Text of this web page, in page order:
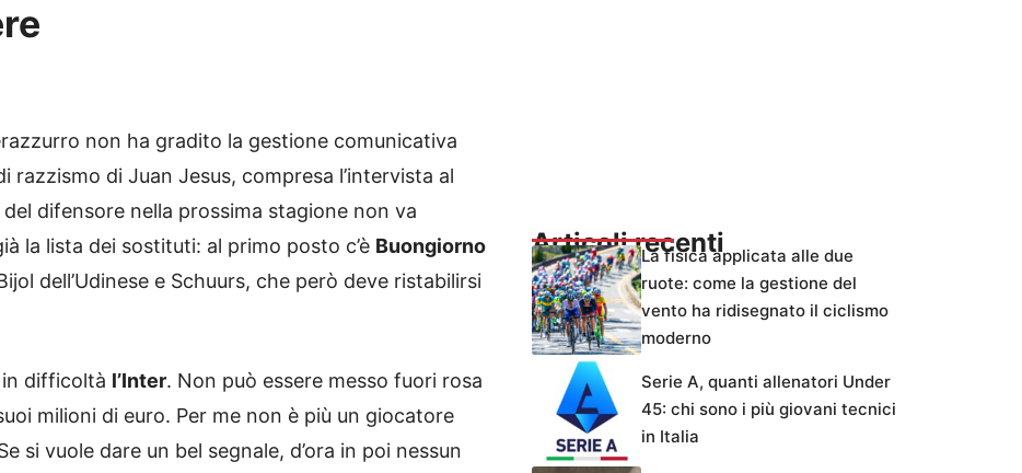
non ha gradito la gestione comunicativa
razzismo di Juan Jesus, compresa l’intervista al
difensore nella prossima stagione non va
la lista dei sostituti: al primo posto c’è Buongiorno
dell’Udinese e Schuurs, che però deve ristabilirsi
in difficoltà l’Inter. Non può essere messo fuori rosa
milioni di euro. Per me non è più un giocatore
si vuole dare un bel segnale, d’ora in poi nessun
Articoli recentiLa fisica applicata alle due
ruote: come la gestione del
vento ha ridisegnato il ciclismo
moderno
Serie A, quanti allenatori Under
45: chi sono i più giovani tecnici
in Italia